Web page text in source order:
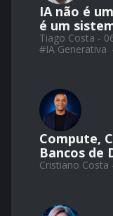
IA não é
é um
Tiago Costa -
#IA Generativa
Compute,
Bancos de
Cristiano